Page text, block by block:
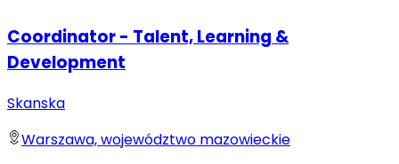
Coordinator - Talent, Learning &
Development
Skanska
Warszawa, województwo mazowieckie